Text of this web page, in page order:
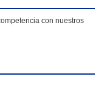
con nuestros